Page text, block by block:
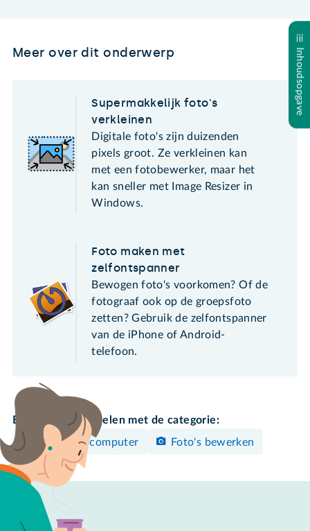
Inhoudsopgave
Meer over dit onderwerp
Supermakkelijk foto's
verkleinen
Digitale foto's zijn duizenden
pixels groot. Ze verkleinen kan
met een fotobewerker, maar het
kan sneller met Image Resizer in
Windows.
Foto maken met
zelfontspanner
Bewogen foto's voorkomen? Of de
fotograaf ook op de groepsfoto
zetten? Gebruik de zelfontspanner
van de iPhone of Android-
telefoon.
Bekijk meer artikelen met de categorie:
Windows-computer
Foto's bewerken